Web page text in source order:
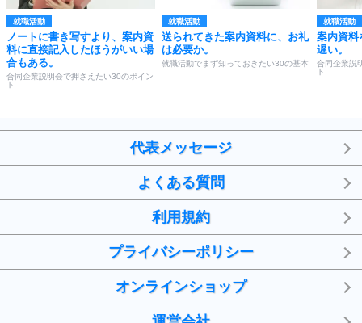
就職活動
ノートに書き写すより、案内資
料に直接記入したほうがいい場
合もある。
合同企業説明会で押さえたい30のポイン
ト
就職活動
送られてきた案内資料に、お礼
は必要か。
就職活動でまず知っておきたい30の基本
就職活動
案内資料
遅い。
合同企業説
ト
代表メッセージ
よくある質問
利用規約
プライバシーポリシー
オンラインショップ